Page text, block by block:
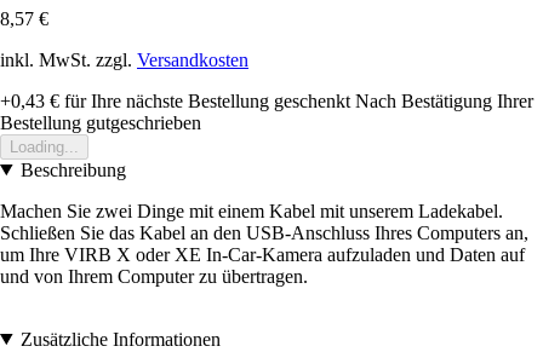
8,57 €
inkl. MwSt. zzgl. Versandkosten
+0,43 € für Ihre nächste Bestellung geschenkt Nach Bestätigung Ihrer
Bestellung gutgeschrieben
Loading...
Beschreibung
Machen Sie zwei Dinge mit einem Kabel mit unserem Ladekabel.
Schließen Sie das Kabel an den USB-Anschluss Ihres Computers an,
um Ihre VIRB X oder XE In-Car-Kamera aufzuladen und Daten auf
und von Ihrem Computer zu übertragen.
Zusätzliche Informationen